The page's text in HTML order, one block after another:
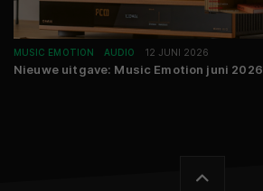
MUSIC EMOTION AUDIO 12 JUNI 2026
Nieuwe uitgave: Music Emotion juni 2026